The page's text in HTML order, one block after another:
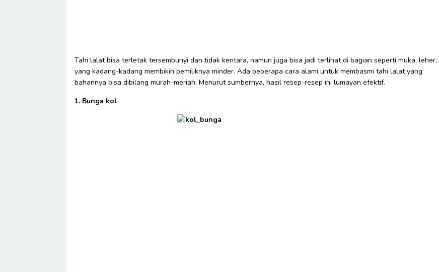
Tahi lalat bisa terletak tersembunyi dan tidak kentara, namun juga bisa jadi terlihat di bagian seperti muka, leher,
yang kadang-kadang membikin pemiliknya minder. Ada beberapa cara alami untuk membasmi tahi lalat yang
bahannya bisa dibilang murah-meriah. Menurut sumbernya, hasil resep-resep ini lumayan efektif.
1. Bunga kol